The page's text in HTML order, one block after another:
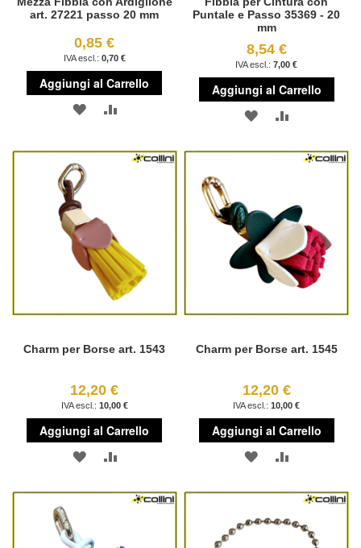
art. 27221 passo 20 mm
0,85 €
0,70 €
Aggiungi al Carrello
AGGIUNGIAGGIUNGI
CONFRONTO
Puntale e Passo 35369 - 20
mm
8,54 €
7,00 €
Aggiungi al Carrello
AGGIUNGI
Charm per Borse art. 1543
12,20 €
10,00 €
Aggiungi al Carrello
AGGIUNGI
DESIDERI
AGGIUNGI
Charm per Borse art. 1545
12,20 €
10,00 €
Aggiungi al Carrello
AGGIUNGI
DESIDERI